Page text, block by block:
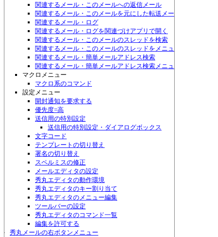
関連するメール・このメールへの返信メール
関連するメール・このメールを元にした転送メール
関連するメール・ログ
関連するメール・ログを関連づけアプリで開く
関連するメール・このメールのスレッドを検索
関連するメール・このメールのスレッドをメニュー表示
関連するメール・簡単メールアドレス検索
関連するメール・簡単メールアドレス検索メニュー表示
マクロメニュー
マクロ系のコマンド
設定メニュー
開封通知を要求する
優先度=高
送信用の特別設定
送信用の特別設定・ダイアログボックス
文字コード
テンプレートの切り替え
署名の切り替え
スペルミスの修正
メールエディタの設定
秀丸エディタの動作環境
秀丸エディタのキー割り当て
秀丸エディタのメニュー編集
ツールバーの設定
秀丸エディタのコマンド一覧
編集を許可する
秀丸メールの右ボタンメニュー